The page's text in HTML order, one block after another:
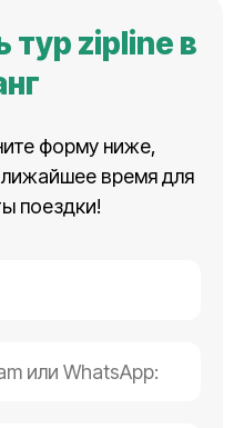
тур zipline в
форму ниже,
время для
поездки!